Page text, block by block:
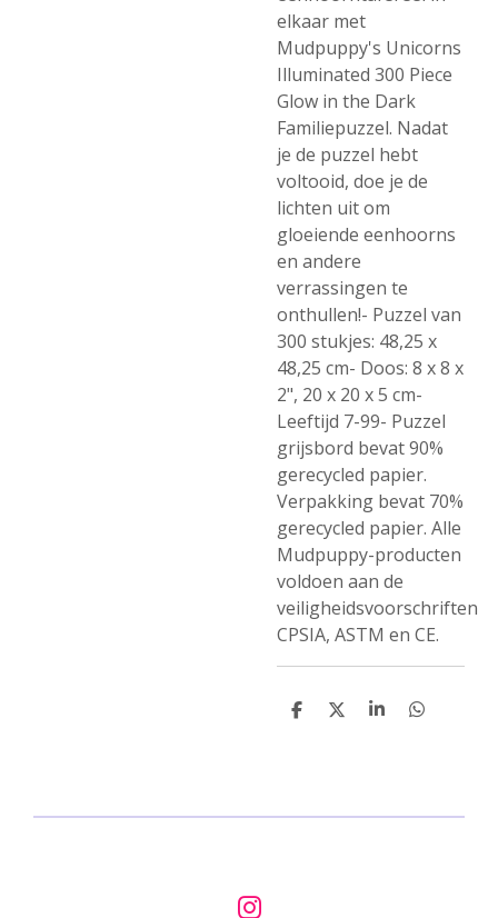
elkaar met
Mudpuppy's Unicorns
Illuminated 300 Piece
Glow in the Dark
Familiepuzzel. Nadat
je de puzzel hebt
voltooid, doe je de
lichten uit om
gloeiende eenhoorns
en andere
verrassingen te
onthullen!- Puzzel van
300 stukjes: 48,25 x
48,25 cm- Doos: 8 x 8 x
2", 20 x 20 x 5 cm-
Leeftijd 7-99- Puzzel
grijsbord bevat 90%
gerecycled papier.
Verpakking bevat 70%
gerecycled papier. Alle
Mudpuppy-producten
voldoen aan de
veiligheidsvoorschriften
CPSIA, ASTM en CE.
D
D
S
D